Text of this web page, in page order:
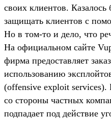
своих клиентов.
защищать клиентов с
Но в том-то и дело, что
На официальном сайте
фирма предоставляет
использованию
(offensive exploit services).
со стороны частных
подпадает под действие